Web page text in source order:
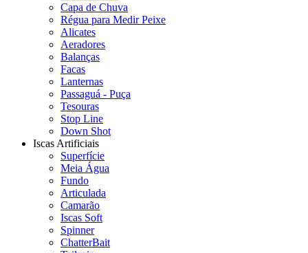
Capa de Chuva
Régua para Medir Peixe
Alicates
Aeradores
Balanças
Facas
Lanternas
Passaguá - Puça
Tesouras
Stop Line
Down Shot
Iscas Artificiais
Superfície
Meia Água
Fundo
Articulada
Camarão
Iscas Soft
Spinner
ChatterBait